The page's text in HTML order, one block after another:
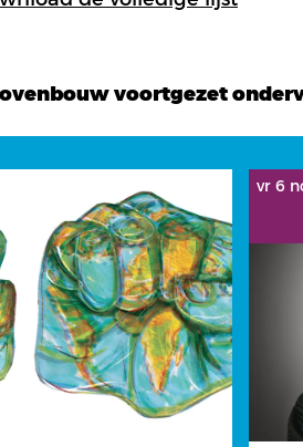
voortgezet
vr 6